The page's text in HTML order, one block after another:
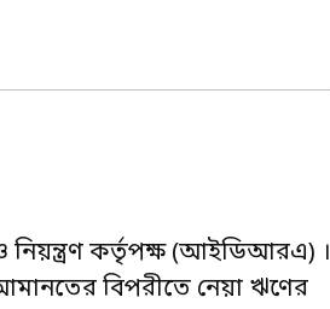
ও নিয়ন্ত্রণ কর্তৃপক্ষ (আইডিআরএ) ।
বিপরীতে নেয়া ঋণের